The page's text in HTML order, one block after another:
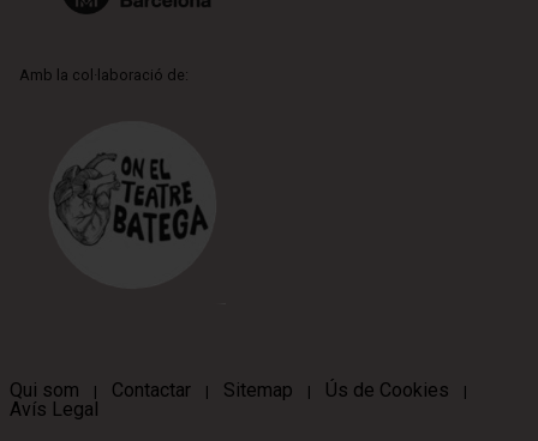
Amb la col·laboració de:
Qui som | Contactar | Sitemap | Ús de Cookies |
Avís Legal